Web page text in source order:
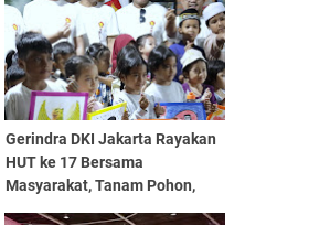
Gerindra DKI Jakarta Rayakan
HUT ke 17 Bersama
Masyarakat, Tanam Pohon,